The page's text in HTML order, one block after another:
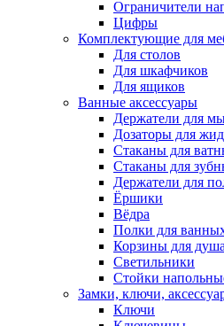
Ограничители
Цифры
Комплектующие для
Для столов
Для шкафчиков
Для ящиков
Ванные аксессуары
Держатели для
Дозаторы для
Стаканы для
Стаканы для
Держатели для
Ёршики
Вёдра
Полки для
Корзины для душа
Светильники
Стойки
Замки, ключи,
Ключи